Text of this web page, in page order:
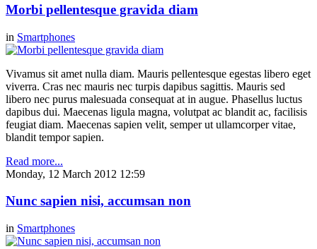
Morbi pellentesque gravida diam
in Smartphones
Vivamus sit amet nulla diam. Mauris pellentesque egestas libero eget
viverra. Cras nec mauris nec turpis dapibus sagittis. Mauris sed
libero nec purus malesuada consequat at in augue. Phasellus luctus
dapibus dui. Maecenas ligula magna, volutpat ac blandit ac, facilisis
feugiat diam. Maecenas sapien velit, semper ut ullamcorper vitae,
blandit tempor sapien.
Read more...
Monday, 12 March 2012 12:59
Nunc sapien nisi, accumsan non
in Smartphones